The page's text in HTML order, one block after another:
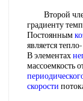
Второй
градиенту
Постоянным
является
В элементах
массоемкость
скорости